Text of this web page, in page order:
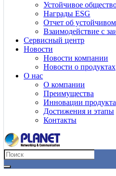
Устойчивое
Награды ESG
Отчет об
Взаимодействие с
Сервисный центр
Новости
Новости компании
Новости о продуктах
О нас
О компании
Преимущества
Инновации продукта
Достижения и этапы
Контакты